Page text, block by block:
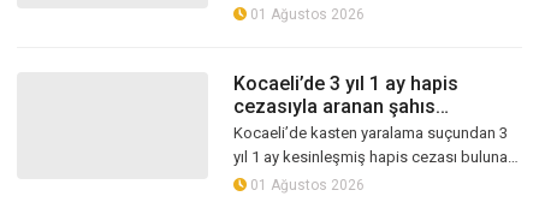
yaklaşık 10 hektarlık alana yayıldı.
01 Ağustos 2026
Kocaeli’de 3 yıl 1 ay hapis
cezasıyla aranan şahıs
yakalandı
Kocaeli’de kasten yaralama suçundan 3
yıl 1 ay kesinleşmiş hapis cezası bulunan
M.S., polis ekiplerinin düzenlediği
01 Ağustos 2026